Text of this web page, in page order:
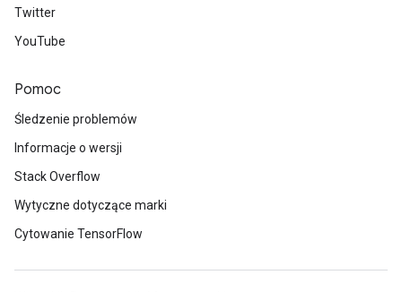
Twitter
YouTube
Pomoc
Śledzenie problemów
Informacje o wersji
Stack Overflow
Wytyczne dotyczące marki
Cytowanie TensorFlow